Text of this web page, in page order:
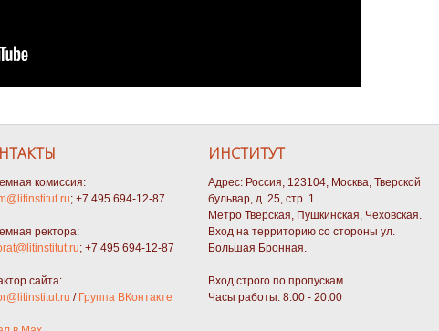
комиссия:
; +7 495 694-12-87
ректора:
; +7 495 694-12-87
сайта:
/ Группа ВКонтакте
ИНСТИТУТ
Адрес: Россия, 123104, Москва, Тверской
бульвар, д. 25, стр. 1
Метро Тверская, Пушкинская, Чеховская.
Вход на территорию со стороны ул.
Большая Бронная.
Вход строго по пропускам.
Часы работы: 8:00 - 20:00